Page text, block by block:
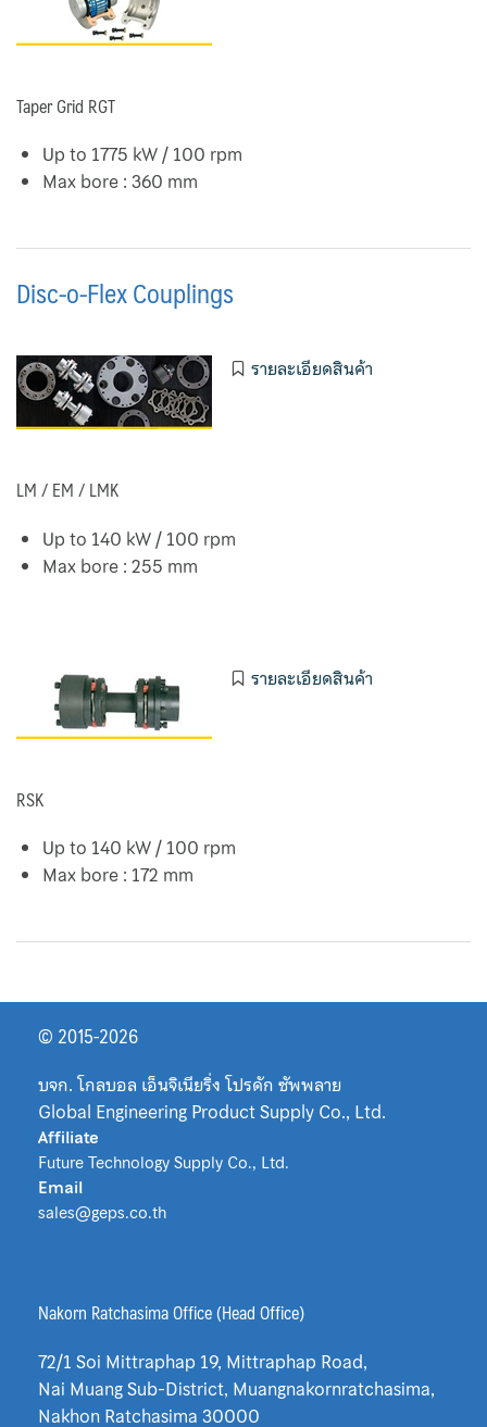
Taper Grid RGT
Up to 1775 kW / 100 rpm
Max bore : 360 mm
Disc-o-Flex Couplings
รายละเอียดสินค้า
LM / EM / LMK
Up to 140 kW / 100 rpm
Max bore : 255 mm
รายละเอียดสินค้า
RSK
Up to 140 kW / 100 rpm
Max bore : 172 mm
© 2015-2026
บจก. โกลบอล เอ็นจิเนียริ่ง โปรดัก ซัพพลาย
Global Engineering Product Supply Co., Ltd.
Affiliate
Future Technology Supply Co., Ltd.
Email
sales@geps.co.th
Nakorn Ratchasima Office (Head Office)
72/1 Soi Mittraphap 19, Mittraphap Road,
Nai Muang Sub-District, Muangnakornratchasima,
Nakhon Ratchasima 30000